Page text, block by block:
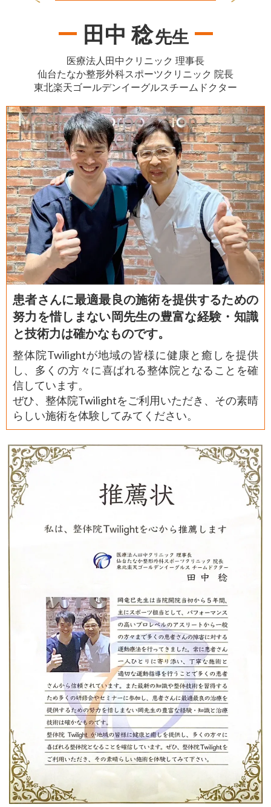
田中 稔先生
医療法人田中クリニック 理事長
仙台たなか整形外科スポーツクリニック 院長
東北楽天ゴールデンイーグルスチームドクター
患者さんに最適最良の施術を提供するための
努力を惜しまない岡先生の豊富な経験・知識
と技術力は確かなものです。
整体院Twilightが地域の皆様に健康と癒しを提供
し、多くの方々に喜ばれる整体院となることを確
信しています。
ぜひ、整体院Twilightをご利用いただき、その素晴
らしい施術を体験してみてください。